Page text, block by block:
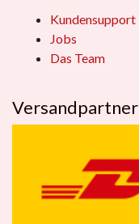
Kundensupport
Jobs
Das Team
Versandpartner